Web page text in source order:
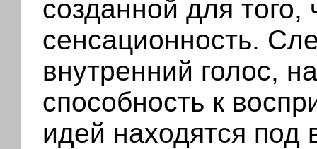
созданной для
сенсационность.
внутренний голос,
способность к
идей находятся под